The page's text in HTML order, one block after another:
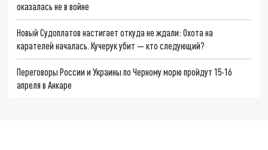
оказалась не в войне
Новый Судоплатов настигает откуда не ждали: Охота на
карателей началась. Кучерук убит — кто следующий?
Переговоры России и Украины по Черному морю пройдут 15-16
апреля в Анкаре